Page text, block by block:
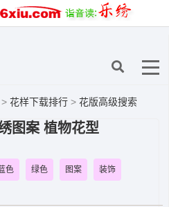
> 花样下载排行 > 花版高级搜索
图案 植物花型
色 绿色 图案 装饰